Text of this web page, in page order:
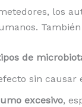
los
de
sin causar
excesivo,